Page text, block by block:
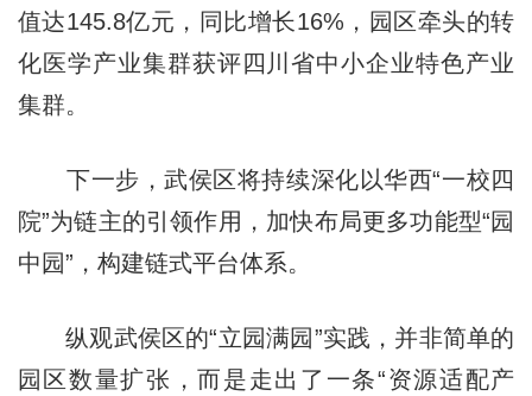
值达145.8亿元，同比增长16%，园区牵头的转
化医学产业集群获评四川省中小企业特色产业
集群。
下一步，武侯区将持续深化以华西“一校四
院”为链主的引领作用，加快布局更多功能型“园
中园”，构建链式平台体系。
纵观武侯区的“立园满园”实践，并非简单的
园区数量扩张，而是走出了一条“资源适配产